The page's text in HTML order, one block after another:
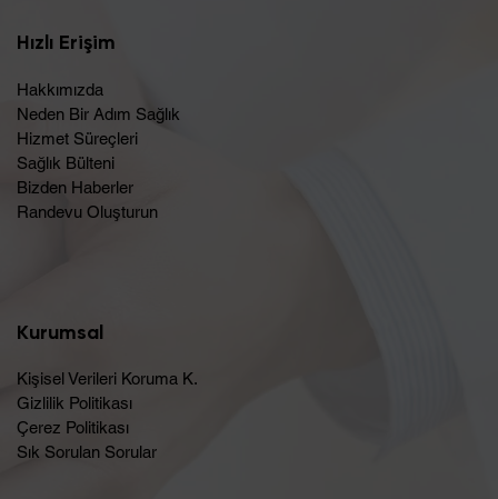
Hızlı Erişim
Hakkımızda
Neden Bir Adım Sağlık
Hizmet Süreçleri
Sağlık Bülteni
Bizden Haberler
Randevu Oluşturun​
Kurumsal
Kişisel Verileri Koruma K.
Gizlilik Politikası
Çerez Politikası
Sık Sorulan Sorular